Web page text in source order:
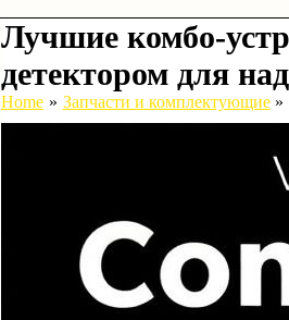
Лучшие комбо-
детектором для
Home Запчасти и комплектующие